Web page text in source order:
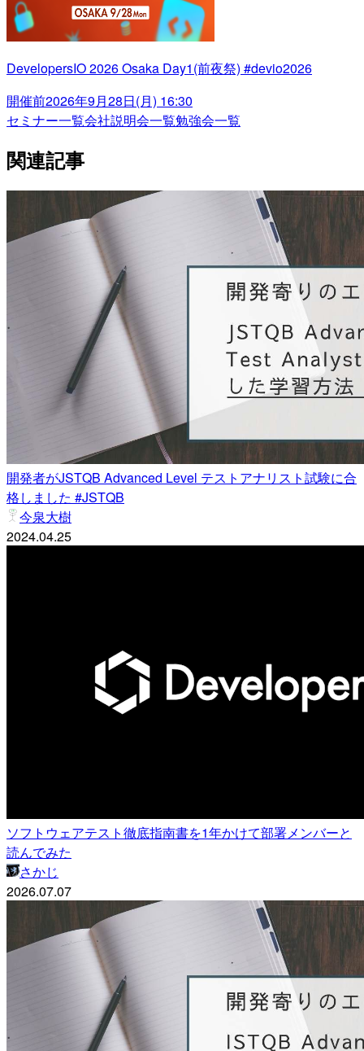
DevelopersIO 2026 Osaka Day1(前夜祭) #devio2026
開催前2026年9月28日(月) 16:30
セミナー一覧会社説明会一覧勉強会一覧
関連記事
開発者がJSTQB Advanced Level テストアナリスト試験に合
格しました #JSTQB
今泉大樹
2024.04.25
ソフトウェアテスト徹底指南書を1年かけて部署メンバーと
読んでみた
さかじ
2026.07.07